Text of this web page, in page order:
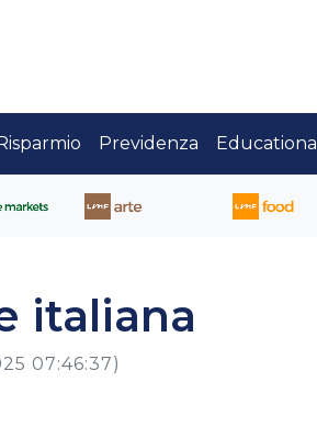
Previdenza Educational
italiana
07:46:37)